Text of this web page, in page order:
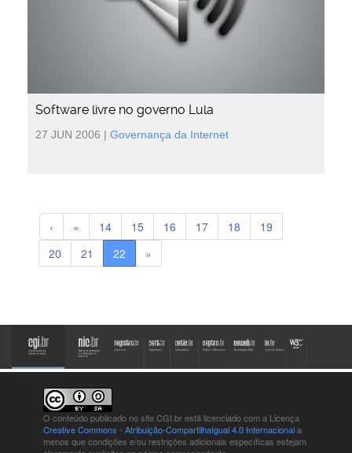
Software livre no governo Lula
27 JUN 2006 | Governança da Internet
‹ « 14 15 16 17 18
19
20
21 22 »
O conteúdo publicado no site CGI.br está licenciado com a Licença
Creative Commons - Atribuição-CompartilhaIgual 4.0 Internacionala
menos que condições e/ou restrições adicionais específicas estejam